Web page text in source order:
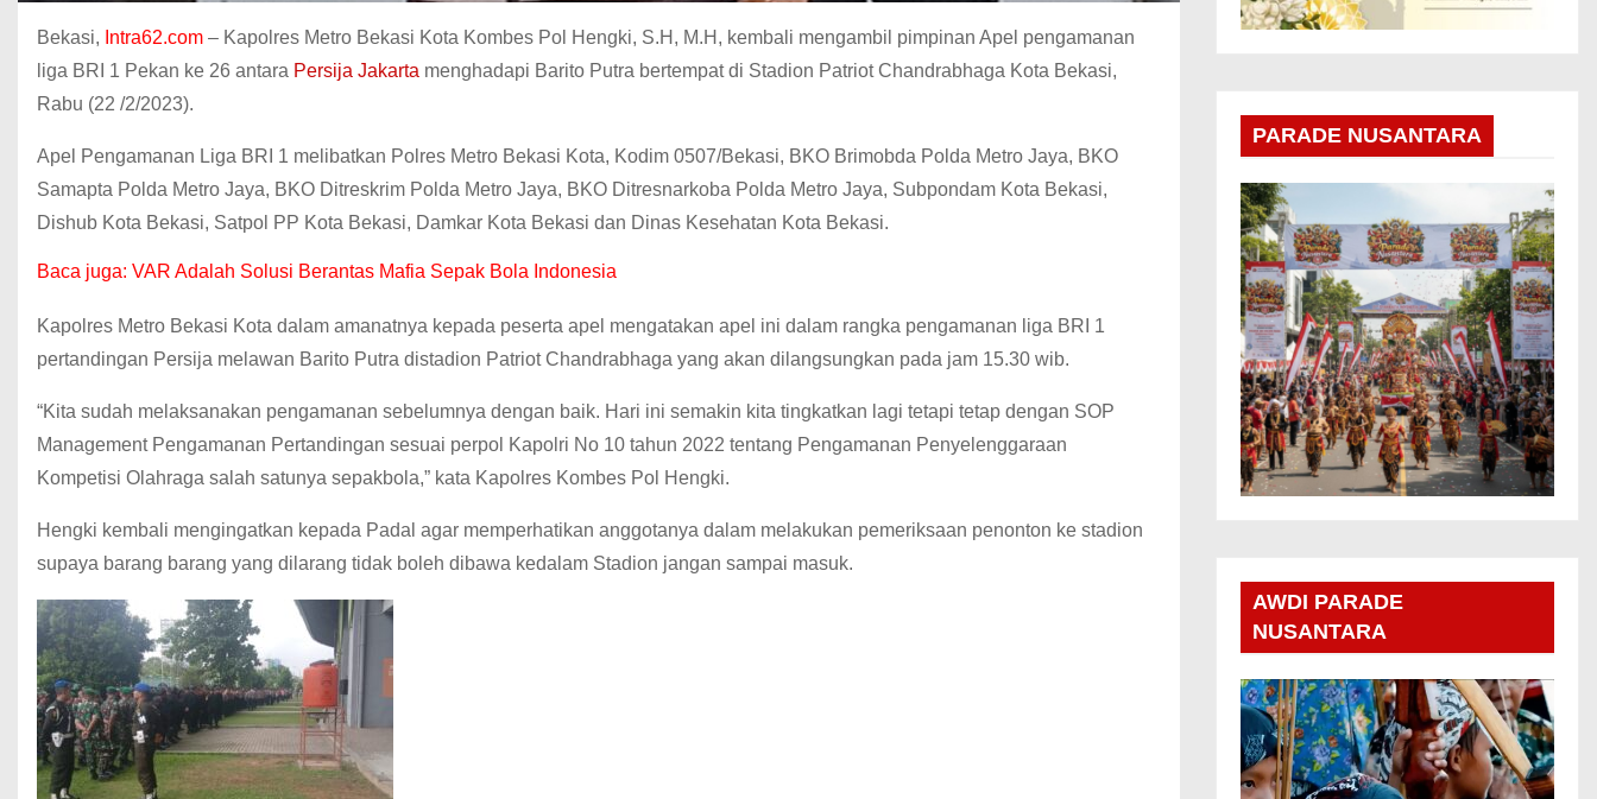
Bekasi, Intra62.com – Kapolres Metro Bekasi Kota Kombes Pol Hengki, S.H, M.H, kembali mengambil pimpinan Apel pengamanan
liga BRI 1 Pekan ke 26 antara Persija Jakarta menghadapi Barito Putra bertempat di Stadion Patriot Chandrabhaga Kota Bekasi,
Rabu (22 /2/2023).
Apel Pengamanan Liga BRI 1 melibatkan Polres Metro Bekasi Kota, Kodim 0507/Bekasi, BKO Brimobda Polda Metro Jaya, BKO
Samapta Polda Metro Jaya, BKO Ditreskrim Polda Metro Jaya, BKO Ditresnarkoba Polda Metro Jaya, Subpondam Kota Bekasi,
Dishub Kota Bekasi, Satpol PP Kota Bekasi, Damkar Kota Bekasi dan Dinas Kesehatan Kota Bekasi.
Baca juga: VAR Adalah Solusi Berantas Mafia Sepak Bola Indonesia
Kapolres Metro Bekasi Kota dalam amanatnya kepada peserta apel mengatakan apel ini dalam rangka pengamanan liga BRI 1
pertandingan Persija melawan Barito Putra distadion Patriot Chandrabhaga yang akan dilangsungkan pada jam 15.30 wib.
“Kita sudah melaksanakan pengamanan sebelumnya dengan baik. Hari ini semakin kita tingkatkan lagi tetapi tetap dengan SOP
Management Pengamanan Pertandingan sesuai perpol Kapolri No 10 tahun 2022 tentang Pengamanan Penyelenggaraan
Kompetisi Olahraga salah satunya sepakbola,” kata Kapolres Kombes Pol Hengki.
Hengki kembali mengingatkan kepada Padal agar memperhatikan anggotanya dalam melakukan pemeriksaan penonton ke stadion
supaya barang barang yang dilarang tidak boleh dibawa kedalam Stadion jangan sampai masuk.
PARADE NUSANTARA
AWDI PARADE
NUSANTARA